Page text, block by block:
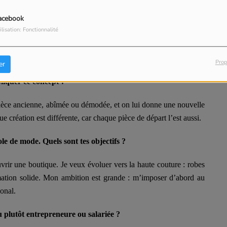
Fonctionnalité
sociaux. Pourquoi avoir fait ce choix ?
et de leur donner une seconde vie. Je ne voulais pas garder
permettent de montrer ce que je fais et d’inspirer ceux
ce concept ?
ancienne, abîmée ou démodée, et on lui donne une nouvelle
création est différente, car chaque pièce de départ l’est aussi.
de mode. Quels sont tes objectifs ?
une boutique. Je veux évoluer vers la haute couture : robes
solide. Mon ambition est grande : m’imposer d’abord au
entrepreneure ou salariée ?